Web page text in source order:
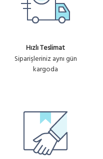
Hızlı Teslimat
Siparişleriniz aynı gün
kargoda